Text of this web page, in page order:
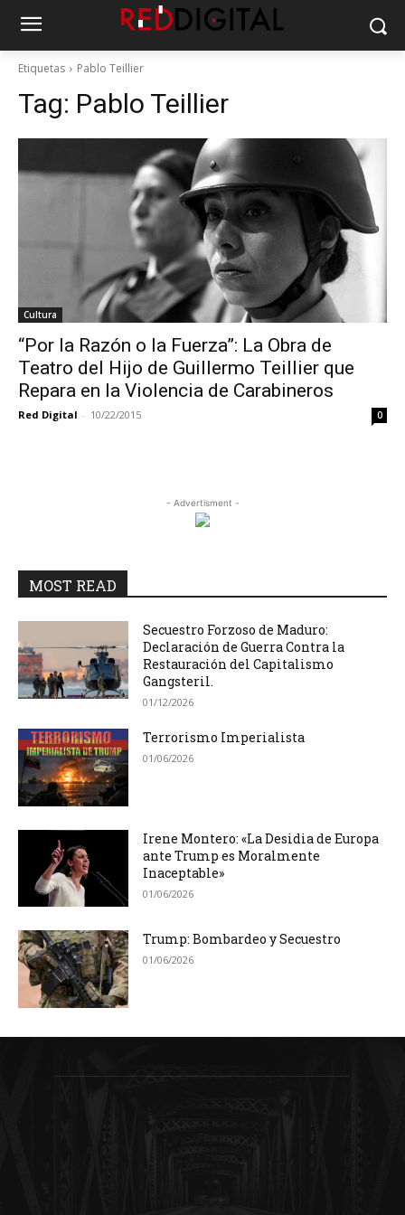
Etiquetas Pablo Teillier
Tag: Pablo Teillier
Cultura
“Por la Razón o la Fuerza”: La Obra de
Teatro del Hijo de Guillermo Teillier que
Repara en la Violencia de Carabineros
Red Digital - 10/22/2015 0
- Advertisment -
MOST READ
Secuestro Forzoso de Maduro:
Declaración de Guerra Contra la
Restauración del Capitalismo
Gangsteril.
01/12/2026
Terrorismo Imperialista
01/06/2026
Irene Montero: «La Desidia de Europa
ante Trump es Moralmente
Inaceptable»
01/06/2026
Trump: Bombardeo y Secuestro
01/06/2026